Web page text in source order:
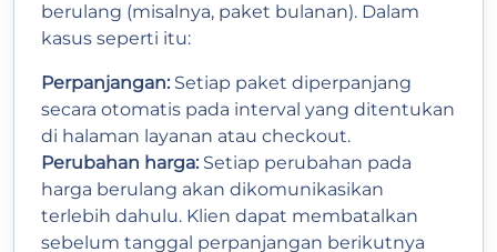
berulang (misalnya, paket bulanan). Dalam
kasus seperti itu:
Perpanjangan: Setiap paket diperpanjang
secara otomatis pada interval yang ditentukan
di halaman layanan atau checkout.
Perubahan harga: Setiap perubahan pada
harga berulang akan dikomunikasikan
terlebih dahulu. Klien dapat membatalkan
sebelum tanggal perpanjangan berikutnya